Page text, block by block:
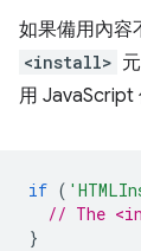
如果備用內容
<install>
用 JavaScript
if (
// The
}